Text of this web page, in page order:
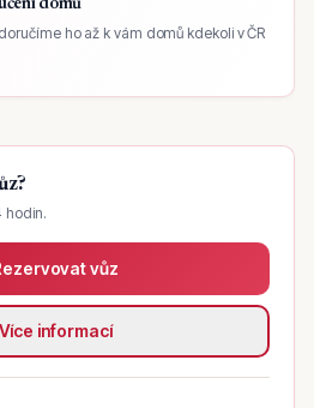
domů
ho až k vám domů kdekoli v ČR
hodin.
vůz
informací